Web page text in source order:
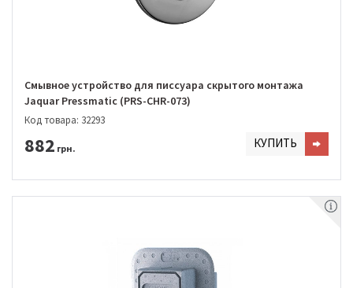
Смывное устройство для писсуара скрытого монтажа
Jaquar Pressmatic (PRS-CHR-073)
Код товара: 32293
882 грн. КУПИТЬ